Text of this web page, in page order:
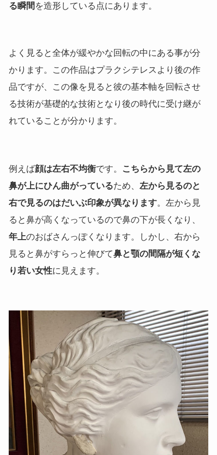
る瞬間 を造形している点にあります。
よく見ると全体が緩やかな回転の中にある事が分
かります。この作品はプラクシテレスより後の作
品ですが、この像を見ると彼の基本軸を回転させ
る技術が基礎的な技術となり後の時代に受け継が
れていることが分かります。
例えば顔は左右不均衡です。
こちらから見て左の
鼻が上にひん曲がっているため、 左から見るのと
右で見るのはだいぶ印象が異なります。左から見
ると鼻が高くなっているので鼻の下が長くなり、
年上のおばさんっぽくなります。しかし、右から
見ると鼻がすらっと伸びて鼻と顎の間隔が短くな
り若い女性に見えます。